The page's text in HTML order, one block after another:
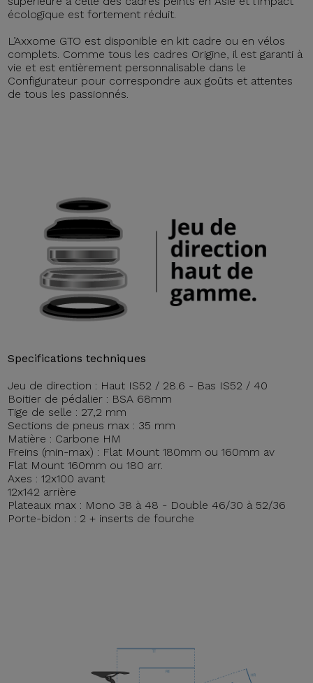
écologique est fortement réduit.
L’Axxome GTO est disponible en kit cadre ou en vélos
complets. Comme tous les cadres Origine, il est garanti à
vie et est entièrement personnalisable dans le
Configurateur pour correspondre aux goûts et attentes
de tous les passionnés.
Specifications techniques
Jeu de direction : Haut IS52 / 28.6 - Bas IS52 / 40
Boitier de pédalier : BSA 68mm
Tige de selle : 27,2 mm
Sections de pneus max : 35 mm
Matière : Carbone HM
Freins (min-max) : Flat Mount 180mm ou 160mm av
Flat Mount 160mm ou 180 arr.
Axes : 12x100 avant
12x142 arrière
Plateaux max : Mono 38 à 48 - Double 46/30 à 52/36
Porte-bidon : 2 + inserts de fourche